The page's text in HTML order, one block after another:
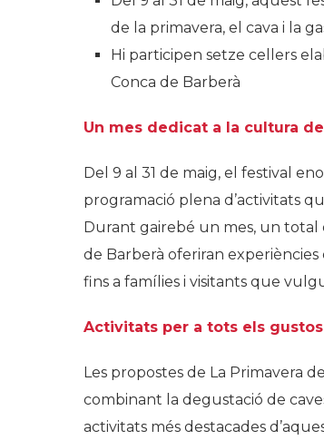
de la primavera, el cava i la
Hi participen setze cellers
Conca de Barberà
Un mes dedicat a la cultura
Del 9 al 31 de maig, el festival
programació plena d’activitats
Durant gairebé un mes, un total
de Barberà oferiran experiències
fins a famílies i visitants que
Activitats per a tots els gustos
Les propostes de La Primavera
combinant la degustació de
activitats més destacades